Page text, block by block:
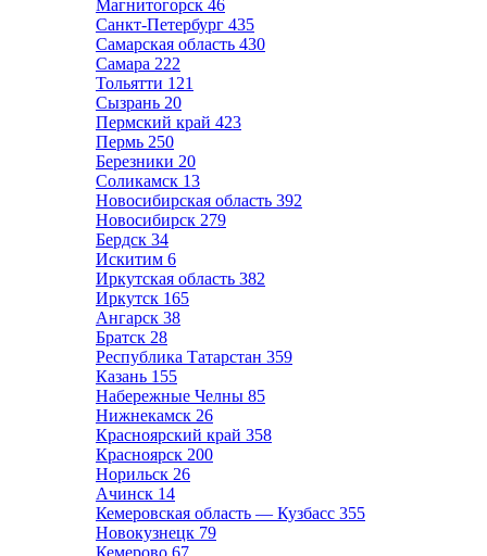
Магнитогорск 46
Санкт-Петербург 435
Самарская область 430
Самара 222
Тольятти 121
Сызрань 20
Пермский край 423
Пермь 250
Березники 20
Соликамск 13
Новосибирская область 392
Новосибирск 279
Бердск 34
Искитим 6
Иркутская область 382
Иркутск 165
Ангарск 38
Братск 28
Республика Татарстан 359
Казань 155
Набережные Челны 85
Нижнекамск 26
Красноярский край 358
Красноярск 200
Норильск 26
Ачинск 14
Кемеровская область — Кузбасс 355
Новокузнецк 79
Кемерово 67